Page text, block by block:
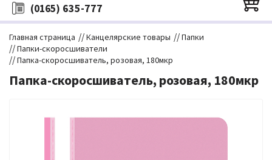
(0165) 635-777
Главная страница //Канцелярские товары //Папки
//Папки-скоросшиватели
//Папка-скоросшиватель, розовая, 180мкр
Папка-скоросшиватель, розовая, 180мкр